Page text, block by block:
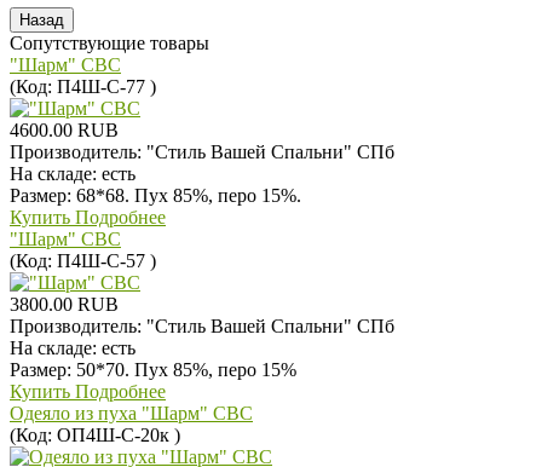
Сопутствующие товары
"Шарм" СВС
(Код: П4Ш-С-77 )
4600.00 RUB
Производитель: "Стиль Вашей Спальни" СПб
На складе: есть
Размер: 68*68. Пух 85%, перо 15%.
Купить Подробнее
"Шарм" СВС
(Код: П4Ш-С-57 )
3800.00 RUB
Производитель: "Стиль Вашей Спальни" СПб
На складе: есть
Размер: 50*70. Пух 85%, перо 15%
Купить Подробнее
Одеяло из пуха "Шарм" СВС
(Код: ОП4Ш-С-20к )